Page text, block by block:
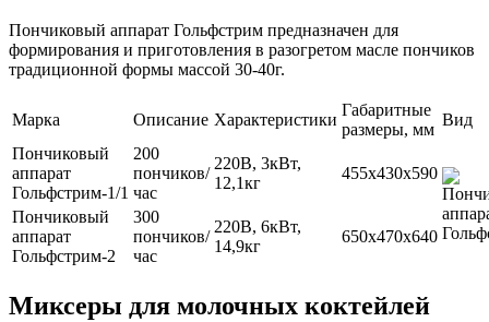
Пончиковый аппарат Гольфстрим предназначен для
формирования и приготовления в разогретом масле пончиков
традиционной формы массой 30-40г.
Марка Описание Характеристики
Габаритные
размеры, мм
Вид
Пончиковый
аппарат
Гольфстрим-1/1
200
пончиков/
час
220В, 3кВт,
12,1кг
455х430х590
Пончиковый
аппарат
Гольфстрим-2
300
пончиков/
час
220В, 6кВт,
14,9кг
650х470х640
Миксеры для молочных коктейлей